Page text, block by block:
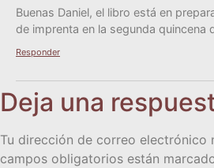
Bue­nas Daniel, el libro está en
de impren­ta en la segun­da quin­ce­na
Responder
Deja una
Tu dirección de correo electrónico
campos obligatorios están